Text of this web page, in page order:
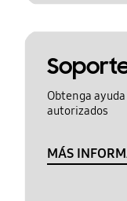
Obtenga
autorizados
MÁS